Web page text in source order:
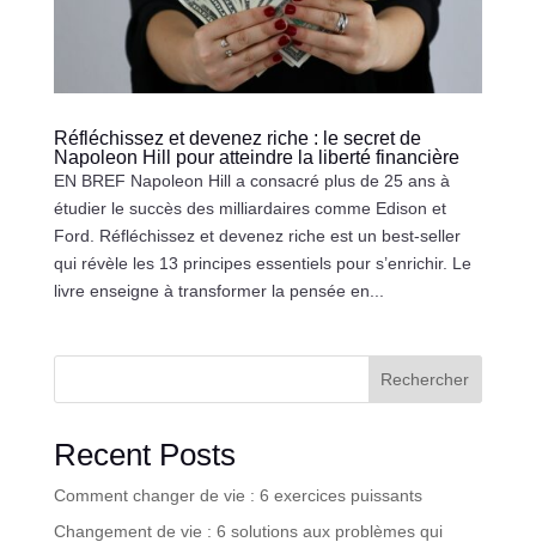
Réfléchissez et devenez riche : le secret de
Napoleon Hill pour atteindre la liberté financière
EN BREF Napoleon Hill a consacré plus de 25 ans à
étudier le succès des milliardaires comme Edison et
Ford. Réfléchissez et devenez riche est un best-seller
qui révèle les 13 principes essentiels pour s’enrichir. Le
livre enseigne à transformer la pensée en...
Rechercher
Recent Posts
Comment changer de vie : 6 exercices puissants
Changement de vie : 6 solutions aux problèmes qui